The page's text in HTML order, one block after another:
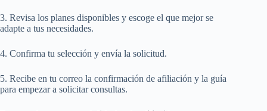
3. Revisa los planes disponibles y escoge el que mejor se
adapte a tus necesidades.
4. Confirma tu selección y envía la solicitud.
5. Recibe en tu correo la confirmación de afiliación y la guía
para empezar a solicitar consultas.